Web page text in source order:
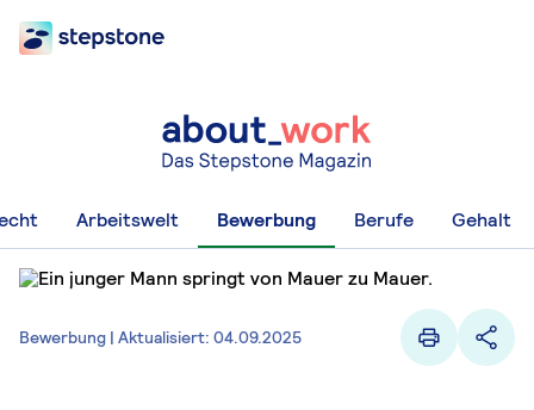
Arbeitswelt Bewerbung Berufe Gehalt
Bewerbung | Aktualisiert: 04.09.2025